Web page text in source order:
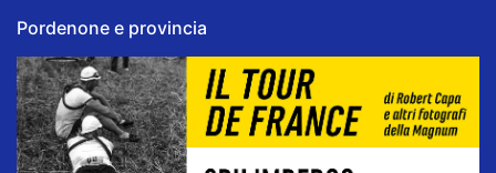
Pordenone e provincia